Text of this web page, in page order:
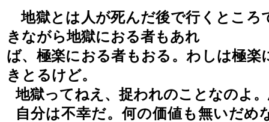
地獄とは人が死んだ後で行くところ
きながら地獄におる者もあれ
ば、極楽におる者もおる。わしは極楽
きとるけど。
地獄ってねえ、捉われのことなのよ
自分は不幸だ。何の価値も無いだめ